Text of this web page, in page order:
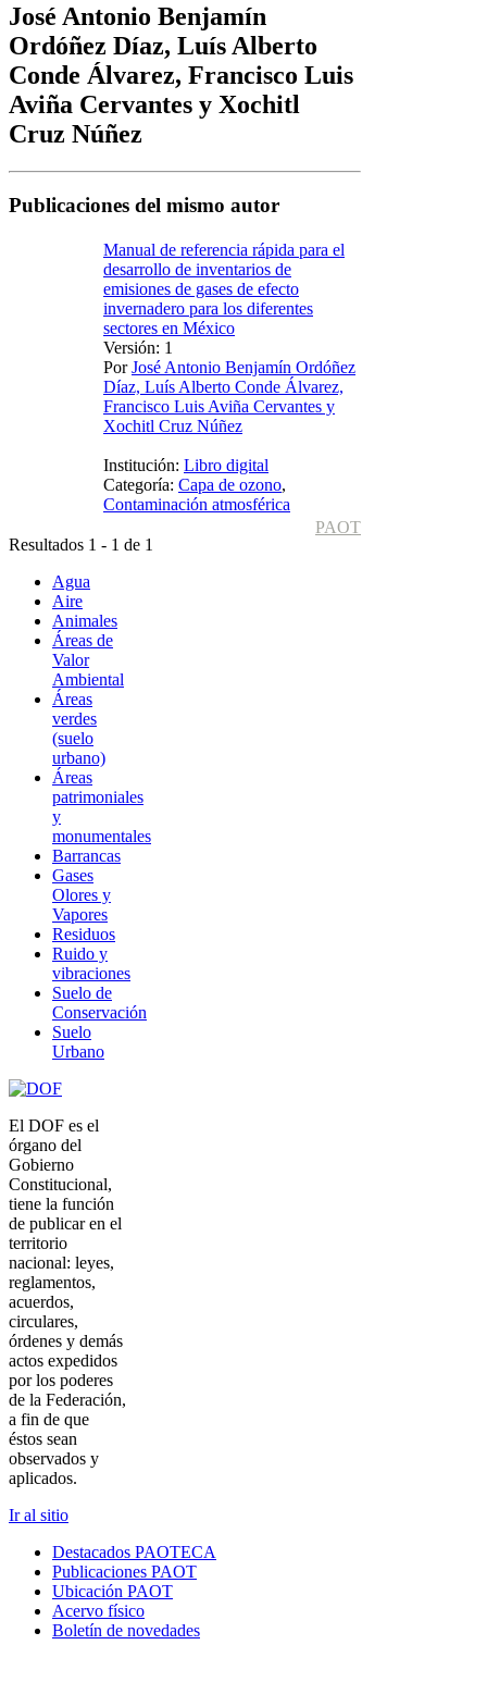
José Antonio Benjamín
Ordóñez Díaz, Luís Alberto
Conde Álvarez, Francisco Luis
Aviña Cervantes y Xochitl
Cruz Núñez
Publicaciones del mismo autor
Manual de referencia rápida para el
desarrollo de inventarios de
emisiones de gases de efecto
invernadero para los diferentes
sectores en México
Versión: 1
PorJosé Antonio Benjamín Ordóñez
Díaz, Luís Alberto Conde Álvarez,
Francisco Luis Aviña Cervantes y
Xochitl Cruz Núñez
Institución: Libro digital
Categoría: Capa de ozono,
Contaminación atmosférica
PAOT
Resultados 1 - 1 de 1
Agua
Aire
Animales
Áreas de
Valor
Ambiental
Áreas
verdes
(suelo
urbano)
Áreas
patrimoniales
y
monumentales
Barrancas
Gases
Olores y
Vapores
Residuos
Ruido y
vibraciones
Suelo de
Conservación
Suelo
Urbano
El DOF es el
órgano del
Gobierno
Constitucional,
tiene la función
de publicar en el
territorio
nacional: leyes,
reglamentos,
acuerdos,
circulares,
órdenes y demás
actos expedidos
por los poderes
de la Federación,
a fin de que
éstos sean
observados y
aplicados.
Ir al sitio
Destacados PAOTECA
Publicaciones PAOT
Ubicación PAOT
Acervo físico
Boletín de novedades